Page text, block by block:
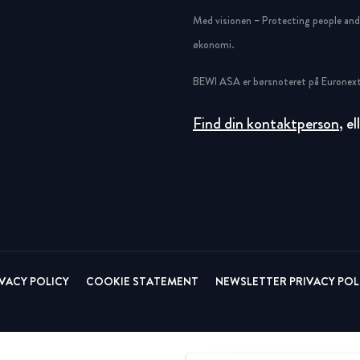
Acquisitions & investmentsMed visionen – Protecting people
økonomi.
BEWI ASA er børsnoteret på
Find din kontaktperson,
POLICY COOKIE STATEMENT NEWSLETTER PRIVACY